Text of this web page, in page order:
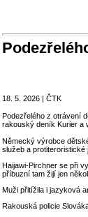
18. 5. 2026 | ČTK
Podezřelého z otrávení
rakouský deník Kurier a
Německý výrobce
služeb a protiteroristické
Haijawi-Pirchner se při
příbuzní tam žijí jen
Muži přitížila i jazyková
Rakouská policie